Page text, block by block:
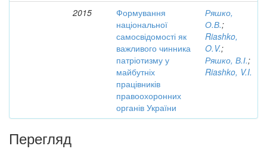
2015
Формування
національної
самосвідомості як
важливого чинника
патріотизму у
майбутніх
працівників
правоохоронних
органів України
Ряшко,
О.В.;
Riashko,
O.V.;
Ряшко, В.І.;
Riashko, V.I.
Перегляд